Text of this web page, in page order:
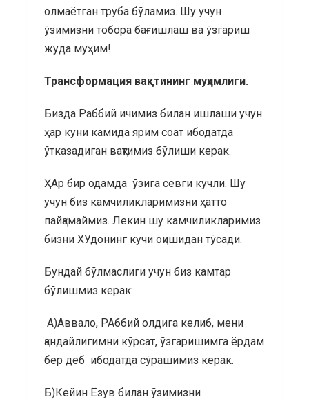
олмаётган труба бўламиз. Шу учун
ўзимизни тобора бағишлаш ва ўзгариш
жуда муҳим!
Трансформация вақтининг муҳимлиги.
Бизда Раббий ичимиз билан ишлаши учун
ҳар куни камида ярим соат ибодатда
ўтказадиган вақтимиз бўлиши керак.
ҲАр бир одамда ўзига севги кучли. Шу
учун биз камчиликларимизни ҳатто
пайқамаймиз. Лекин шу камчиликларимиз
бизни ХУдонинг кучи оқишидан тўсади.
Бундай бўлмаслиги учун биз камтар
бўлишмиз керак:
А)Аввало, РАббий олдига келиб, мени
қандайлигимни кўрсат, ўзгаришимга ёрдам
бер деб ибодатда сўрашимиз керак.
Б)Кейин Ёзув билан ўзимизни